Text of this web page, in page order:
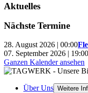
Aktuelles
Nächste Termine
28. August 2026 | 00:00
07. September 2026 | 19:00
Ganzen Kalender ansehen
Über Uns Weitere